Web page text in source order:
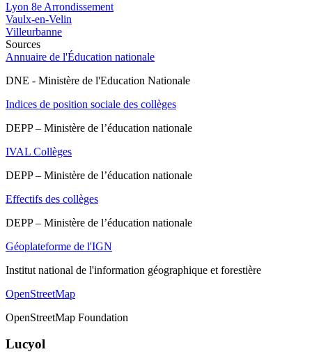
Lyon 8e Arrondissement
Vaulx-en-Velin
Villeurbanne
Sources
Annuaire de l'Éducation nationale
DNE - Ministère de l'Education Nationale
Indices de position sociale des collèges
DEPP – Ministère de l’éducation nationale
IVAL Collèges
DEPP – Ministère de l’éducation nationale
Effectifs des collèges
DEPP – Ministère de l’éducation nationale
Géoplateforme de l'IGN
Institut national de l'information géographique et forestière
OpenStreetMap
OpenStreetMap Foundation
Lucyol